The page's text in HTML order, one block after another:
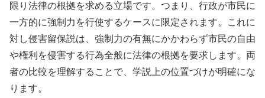
限り法律の根拠を求める立場です。つまり、行政が市民に
一方的に強制力を行使するケースに限定されます。これに
対し侵害留保説は、強制力の有無にかかわらず市民の自由
や権利を侵害する行為全般に法律の根拠を要求します。両
者の比較を理解することで、学説上の位置づけが明確にな
ります。